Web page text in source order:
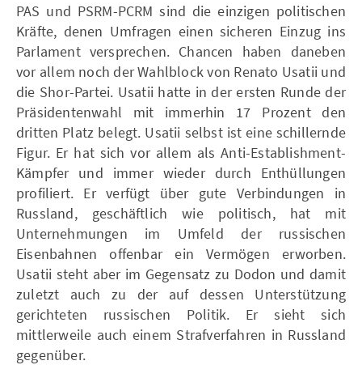
PAS und PSRM-PCRM sind die einzigen politischen
Kräfte, denen Umfragen einen sicheren Einzug ins
Parlament versprechen. Chancen haben daneben
vor allem noch der Wahlblock von Renato Usatii und
die Shor-Partei. Usatii hatte in der ersten Runde der
Präsidentenwahl mit immerhin 17 Prozent den
dritten Platz belegt. Usatii selbst ist eine schillernde
Figur. Er hat sich vor allem als Anti-Establishment-
Kämpfer und immer wieder durch Enthüllungen
profiliert. Er verfügt über gute Verbindungen in
Russland, geschäftlich wie politisch, hat mit
Unternehmungen im Umfeld der russischen
Eisenbahnen offenbar ein Vermögen erworben.
Usatii steht aber im Gegensatz zu Dodon und damit
zuletzt auch zu der auf dessen Unterstützung
gerichteten russischen Politik. Er sieht sich
mittlerweile auch einem Strafverfahren in Russland
gegenüber.